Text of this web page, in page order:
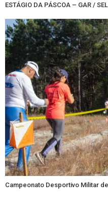
ESTÁGIO DA PÁSCOA – GAR /
Campeonato Desportivo Militar